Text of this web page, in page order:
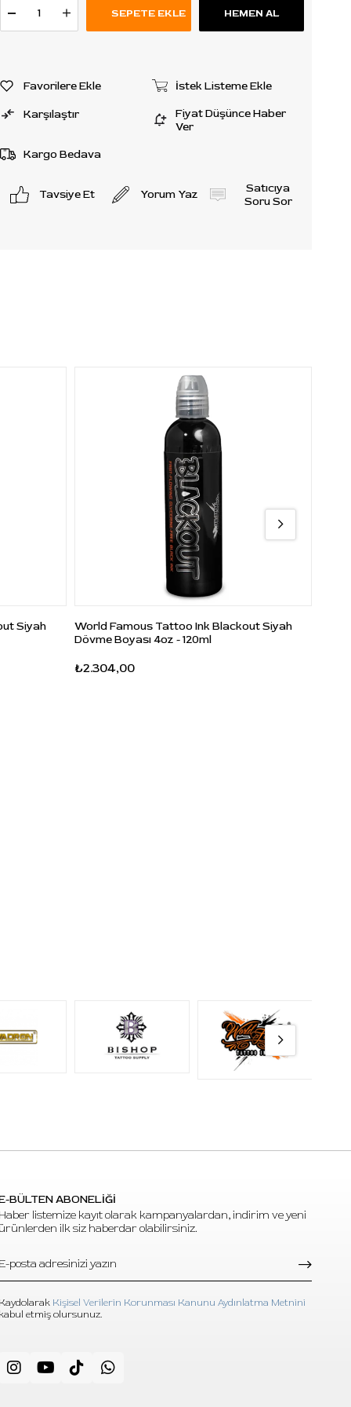
Favorilere Ekle İstek Listeme Ekle
Karşılaştır
Fiyat Düşünce Haber
Ver
Kargo Bedava
Tavsiye Et Yorum Yaz
Satıcıya
Soru Sor
Siyah
World Famous Tattoo Ink Blackout Siyah
Dövme Boyası 4oz - 120ml
₺2.304,00
BÜLTEN ABONELİĞİ
Haber listemize kayıt olarak kampanyalardan, indirim ve yeni
ürünlerden ilk siz haberdar olabilirsiniz.
Kaydolarak Kişisel Verilerin Korunması Kanunu Aydınlatma Metnini
kabul etmiş olursunuz.